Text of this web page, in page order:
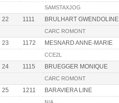
SAMSTAXJOG
22 1111 BRULHART GWENDOLINE
CARC ROMONT
23 1172 MESNARD ANNE-MARIE
CCE2L
24 1115 BRUEGGER MONIQUE
CARC ROMONT
25 1211 BARAVIERA LINE